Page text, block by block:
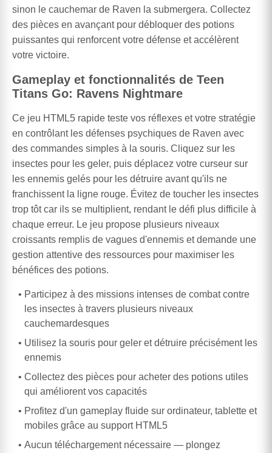
sinon le cauchemar de Raven la submergera. Collectez
des pièces en avançant pour débloquer des potions
puissantes qui renforcent votre défense et accélèrent
votre victoire.
Gameplay et fonctionnalités de Teen
Titans Go: Ravens Nightmare
Ce jeu HTML5 rapide teste vos réflexes et votre stratégie
en contrôlant les défenses psychiques de Raven avec
des commandes simples à la souris. Cliquez sur les
insectes pour les geler, puis déplacez votre curseur sur
les ennemis gelés pour les détruire avant qu'ils ne
franchissent la ligne rouge. Évitez de toucher les insectes
trop tôt car ils se multiplient, rendant le défi plus difficile à
chaque erreur. Le jeu propose plusieurs niveaux
croissants remplis de vagues d'ennemis et demande une
gestion attentive des ressources pour maximiser les
bénéfices des potions.
Participez à des missions intenses de combat contre
les insectes à travers plusieurs niveaux
cauchemardesques
Utilisez la souris pour geler et détruire précisément les
ennemis
Collectez des pièces pour acheter des potions utiles
qui améliorent vos capacités
Profitez d'un gameplay fluide sur ordinateur, tablette et
mobiles grâce au support HTML5
Aucun téléchargement nécessaire — plongez